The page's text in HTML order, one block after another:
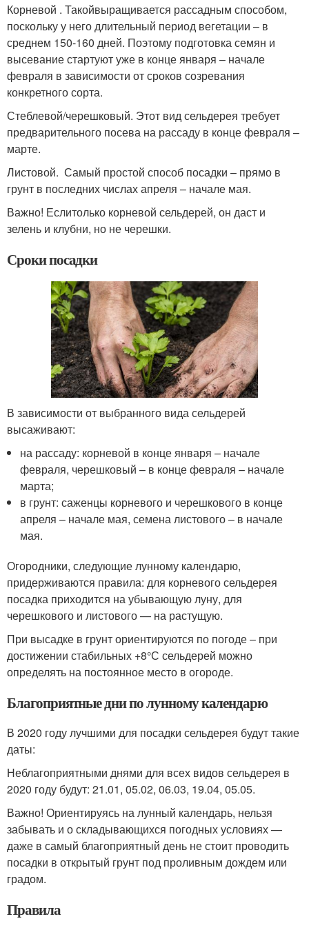
Корневой . Такойвыращивается рассадным способом,
поскольку у него длительный период вегетации – в
среднем 150-160 дней. Поэтому подготовка семян и
высевание стартуют уже в конце января – начале
февраля в зависимости от сроков созревания
конкретного сорта.
Стеблевой/черешковый. Этот вид сельдерея требует
предварительного посева на рассаду в конце февраля –
марте.
Листовой. Самый простой способ посадки – прямо в
грунт в последних числах апреля – начале мая.
Важно! Еслитолько корневой сельдерей, он даст и
зелень и клубни, но не черешки.
Сроки посадки
В зависимости от выбранного вида сельдерей
высаживают:
на рассаду: корневой в конце января – начале
февраля, черешковый – в конце февраля – начале
марта;
в грунт: саженцы корневого и черешкового в конце
апреля – начале мая, семена листового – в начале
мая.
Огородники, следующие лунному календарю,
придерживаются правила: для корневого сельдерея
посадка приходится на убывающую луну, для
черешкового и листового — на растущую.
При высадке в грунт ориентируются по погоде – при
достижении стабильных +8°С сельдерей можно
определять на постоянное место в огороде.
Благоприятные дни по лунному календарю
В 2020 году лучшими для посадки сельдерея будут такие
даты:
Неблагоприятными днями для всех видов сельдерея в
2020 году будут: 21.01, 05.02, 06.03, 19.04, 05.05.
Важно! Ориентируясь на лунный календарь, нельзя
забывать и о складывающихся погодных условиях —
даже в самый благоприятный день не стоит проводить
посадки в открытый грунт под проливным дождем или
градом.
Правила